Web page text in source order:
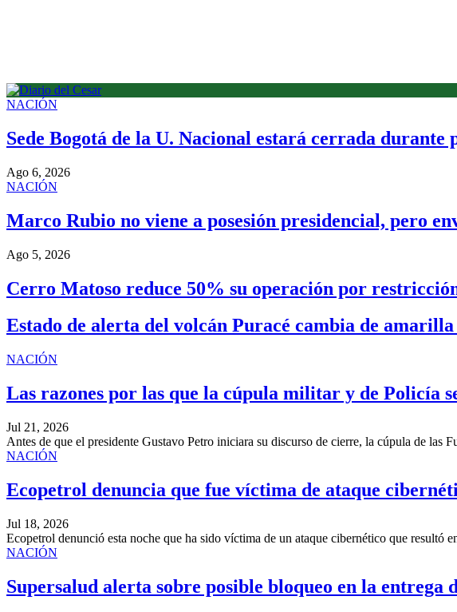
NACIÓN
Sede Bogotá de la U. Nacional estará cerrada durante
Ago 6, 2026
NACIÓN
Marco Rubio no viene a posesión presidencial, pero
Ago 5, 2026
Cerro Matoso reduce 50% su operación por
Estado de alerta del volcán Puracé cambia de
NACIÓN
Las razones por las que la cúpula militar y de Policía
Jul 21, 2026
Antes de que el presidente Gustavo Petro iniciara su discurso de cierre, la cúpula de las
NACIÓN
Ecopetrol denuncia que fue víctima de ataque
Jul 18, 2026
Ecopetrol denunció esta noche que ha sido víctima de un ataque cibernético que resultó
NACIÓN
Supersalud alerta sobre posible bloqueo en la entrega